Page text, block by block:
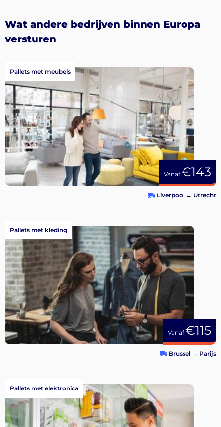
Wat andere bedrijven binnen Europa
versturen
Vanaf€143
Pallets met meubels
Liverpool → Utrecht
Vanaf€115
Pallets met kleding
Brussel → Parijs
Pallets met elektronica